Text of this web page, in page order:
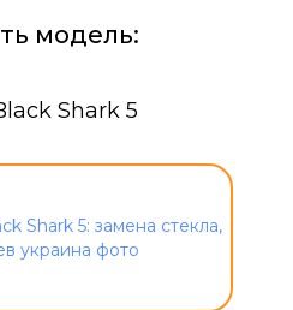
модель:
Shark 5